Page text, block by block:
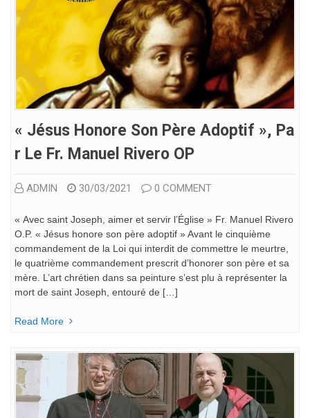
« Jésus Honore Son Père Adoptif », Pa
R Le Fr. Manuel Rivero OP
ADMIN 30/03/2021 0 COMMENT
« Avec saint Joseph, aimer et servir l’Église » Fr. Manuel Rivero
O.P. « Jésus honore son père adoptif » Avant le cinquième
commandement de la Loi qui interdit de commettre le meurtre,
le quatrième commandement prescrit d’honorer son père et sa
mère. L’art chrétien dans sa peinture s’est plu à représenter la
mort de saint Joseph, entouré de […]
Read More